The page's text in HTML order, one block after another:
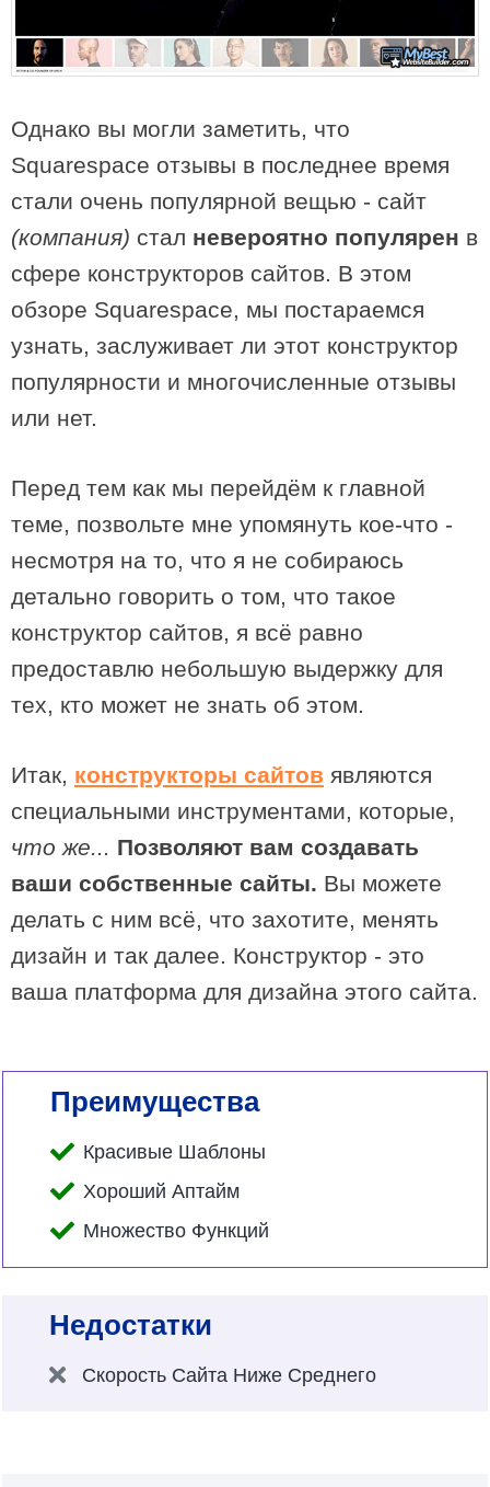
Однако вы могли заметить, что
Squarespace отзывы в последнее время
стали очень популярной вещью - сайт
(компания) стал невероятно популярен в
сфере конструкторов сайтов. В этом
обзоре Squarespace, мы постараемся
узнать, заслуживает ли этот конструктор
популярности и многочисленные отзывы
или нет.
Перед тем как мы перейдём к главной
теме, позвольте мне упомянуть кое-что -
несмотря на то, что я не собираюсь
детально говорить о том, что такое
конструктор сайтов, я всё равно
предоставлю небольшую выдержку для
тех, кто может не знать об этом.
Итак, конструкторы сайтов являются
специальными инструментами, которые,
что же... Позволяют вам создавать
ваши собственные сайты. Вы можете
делать с ним всё, что захотите, менять
дизайн и так далее. Конструктор - это
ваша платформа для дизайна этого сайта.
Преимущества
Красивые Шаблоны
Хороший Аптайм
Множество Функций
Недостатки
Скорость Сайта Ниже Среднего